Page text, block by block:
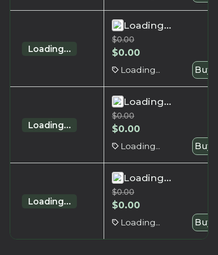
Loading...
Loading...
$0.00
$0.00
Loading... Buy
Loading...
Loading...
$0.00
$0.00
Loading... Buy
Loading...
Loading...
$0.00
$0.00
Loading... Buy